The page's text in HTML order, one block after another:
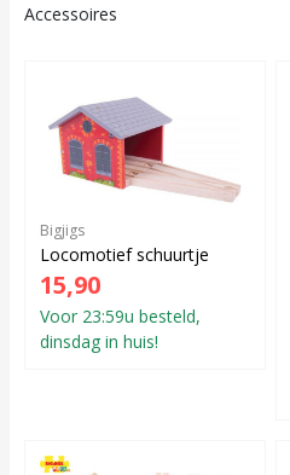
Accessoires
Bigjigs
Locomotief schuurtje
15,90
Voor 23:59u besteld,
dinsdag in huis!